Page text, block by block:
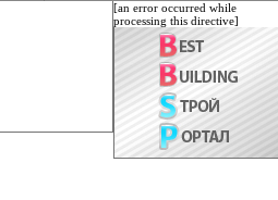
[an error occurred while
processing this directive]